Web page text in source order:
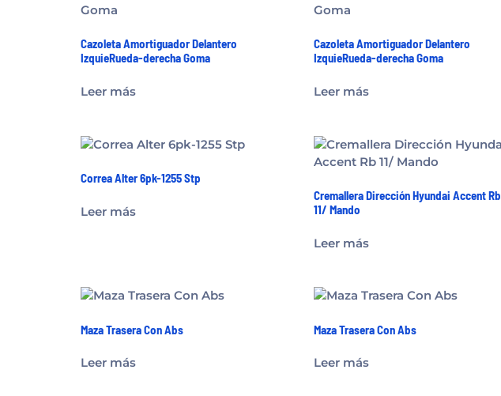
Cazoleta Amortiguador Delantero
IzquieRueda-derecha Goma
Leer más
Cazoleta Amortiguador Delantero
IzquieRueda-derecha Goma
Leer más
Correa Alter 6pk-1255 Stp
Leer más
Cremallera Dirección Hyundai Accent Rb
11/ Mando
Leer más
Maza Trasera Con Abs
Leer más
Maza Trasera Con Abs
Leer más